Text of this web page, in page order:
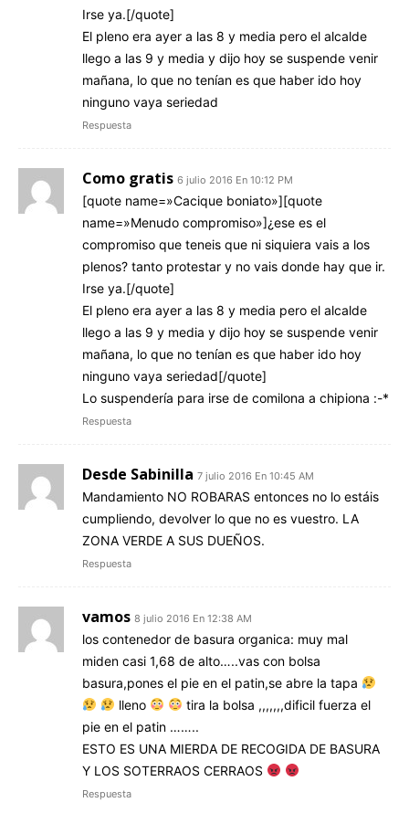
Irse ya.[/quote]
El pleno era ayer a las 8 y media pero el alcalde
llego a las 9 y media y dijo hoy se suspende venir
mañana, lo que no tenían es que haber ido hoy
ninguno vaya seriedad
Respuesta
Como gratis 6 julio 2016 En 10:12 PM
[quote name=»Cacique boniato»][quote
name=»Menudo compromiso»]¿ese es el
compromiso que teneis que ni siquiera vais a los
plenos? tanto protestar y no vais donde hay que ir.
Irse ya.[/quote]
El pleno era ayer a las 8 y media pero el alcalde
llego a las 9 y media y dijo hoy se suspende venir
mañana, lo que no tenían es que haber ido hoy
ninguno vaya seriedad[/quote]
Lo suspendería para irse de comilona a chipiona :-*
Respuesta
Desde Sabinilla 7 julio 2016 En 10:45 AM
Mandamiento NO ROBARAS entonces no lo estáis
cumpliendo, devolver lo que no es vuestro. LA
ZONA VERDE A SUS DUEÑOS.
Respuesta
vamos 8 julio 2016 En 12:38 AM
los contenedor de basura organica: muy mal
miden casi 1,68 de alto…..vas con bolsa
basura,pones el pie en el patin,se abre la tapa
lleno
tira la bolsa ,,,,,,,dificil fuerza el
pie en el patin ……..
ESTO ES UNA MIERDA DE RECOGIDA DE BASURA
Y LOS SOTERRAOS CERRAOS
Respuesta